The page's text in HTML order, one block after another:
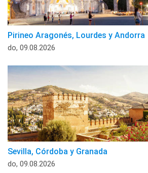
Pirineo Aragonés, Lourdes y Andorra
do, 09.08.2026
Sevilla, Córdoba y Granada
do, 09.08.2026